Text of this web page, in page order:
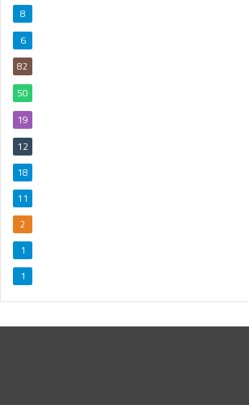
8
6
82
50
19
12
18
11
2
1
1